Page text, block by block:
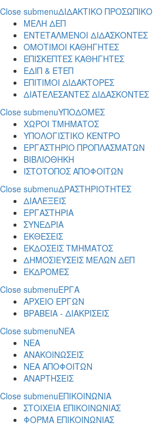
Close submenuΔΙΔΑΚΤΙΚΟ ΠΡΟΣΩΠΙΚΟ
ΜΕΛΗ ΔΕΠ
ΕΝΤΕΤΑΛΜΕΝΟΙ ΔΙΔΑΣΚΟΝΤΕΣ
ΟΜΟΤΙΜΟΙ ΚΑΘΗΓΗΤΕΣ
ΕΠΙΣΚΕΠΤΕΣ ΚΑΘΗΓΗΤΕΣ
ΕΔΙΠ & ΕΤΕΠ
ΕΠΙΤΙΜΟΙ ΔΙΔΑΚΤΟΡΕΣ
ΔΙΑΤΕΛΕΣΑΝΤΕΣ ΔΙΔΑΣΚΟΝΤΕΣ
Close submenuΥΠΟΔΟΜΕΣ
ΧΩΡΟΙ ΤΜΗΜΑΤΟΣ
ΥΠΟΛΟΓΙΣΤΙΚΟ ΚΕΝΤΡΟ
ΕΡΓΑΣΤΗΡΙΟ ΠΡΟΠΛΑΣΜΑΤΩΝ
ΒΙΒΛΙΟΘΗΚΗ
ΙΣΤΟΤΟΠΟΣ ΑΠΟΦΟΙΤΩΝ
Close submenuΔΡΑΣΤΗΡΙΟΤΗΤΕΣ
ΔΙΑΛΕΞΕΙΣ
ΕΡΓΑΣΤΗΡΙΑ
ΣΥΝΕΔΡΙΑ
ΕΚΘΕΣΕΙΣ
ΕΚΔΟΣΕΙΣ ΤΜΗΜΑΤΟΣ
ΔΗΜΟΣΙΕΥΣΕΙΣ ΜΕΛΩΝ ΔΕΠ
ΕΚΔΡΟΜΕΣ
Close submenuΕΡΓΑ
ΑΡΧΕΙΟ ΕΡΓΩΝ
ΒΡΑΒΕΙΑ - ΔΙΑΚΡΙΣΕΙΣ
Close submenuΝΕΑ
ΝΕΑ
ΑΝΑΚΟΙΝΩΣΕΙΣ
ΝΕΑ ΑΠΟΦΟΙΤΩΝ
ΑΝΑΡΤΗΣΕΙΣ
Close submenuΕΠΙΚΟΙΝΩΝΙΑ
ΣΤΟΙΧΕΙΑ ΕΠΙΚΟΙΝΩΝΙΑΣ
ΦΟΡΜΑ ΕΠΙΚΟΙΝΩΝΙΑΣ